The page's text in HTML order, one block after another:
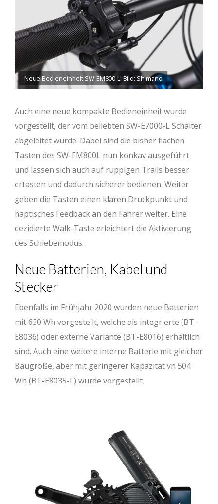
Neue Bedieneinheit SW-EM800-L; Bild: Shimano
Auch eine neue kompakte Bedieneinheit wurde
vorgestellt, der vom beliebten SW-E7000-L Schalter
abgeleitet wurde. Dabei sind die bisher flachen
Tasten des SW-EM800L nun konkav ausgeführt
und lassen sich auch auf ruppigen Trails besser
ertasten und dadurch sicherer bedienen. Weiter
geben die Tasten einen klaren Druckpunkt und
haptisches Feedback an den Fahrer weiter. Eine
dezidierte Walk-Taste erleichtert die Aktivierung
des Schiebemodus.
Neue Batterien, Kabel und
Stecker
Ebenfalls im Frühjahr 2020 wurden neue Batterien
mit 630 Wh vorgestellt, welche als integrierte (BT-
E8036) oder externe Variante (BT-E8016) erhältlich
sind. Auch eine weitere interne Batterie mit gleicher
Baugröße, aber mit geringerer Kapazität vn 504
Wh (BT-E8035-L) wurde vorgestellt.